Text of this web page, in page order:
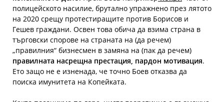
полицейското насилие, брутално упражнено през лятото
на 2020 срещу протестиращите против Борисов и
Гешев граждани. Освен това обича да взима страна в
търговски спорове на страната на (да речем)
„правилния“ бизнесмен в замяна на (пак да речем)
правилната насрещна престация, пардон мотивация.
Ето защо не е изненада, че точно Боев отказва да
поиска имунитета на Копейката.